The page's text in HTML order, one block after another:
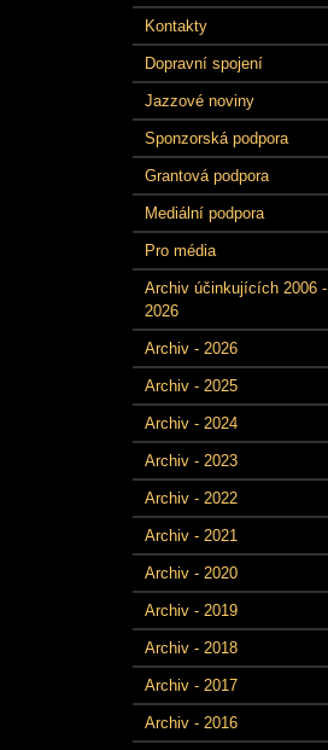
Kontakty
Dopravní spojení
Jazzové noviny
Sponzorská podpora
Grantová podpora
Mediální podpora
Pro média
Archiv účinkujících 2006 -
2026
Archiv - 2026
Archiv - 2025
Archiv - 2024
Archiv - 2023
Archiv - 2022
Archiv - 2021
Archiv - 2020
Archiv - 2019
Archiv - 2018
Archiv - 2017
Archiv - 2016